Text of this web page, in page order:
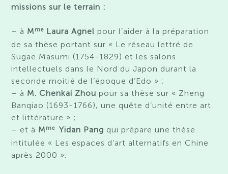
missions sur le terrain :
– à M me Laura Agnel pour l’aider à la préparation
de sa thèse portant sur « Le réseau lettré de
Sugae Masumi (1754-1829) et les salons
intellectuels dans le Nord du Japon durant la
seconde moitié de l’époque d’Edo » ;
– à M. Chenkai Zhou pour sa thèse sur « Zheng
Banqiao (1693-1766), une quête d’unité entre art
et littérature » ;
– et à M meYidan Pang qui prépare une thèse
intitulée « Les espaces d’art alternatifs en Chine
après 2000 ».